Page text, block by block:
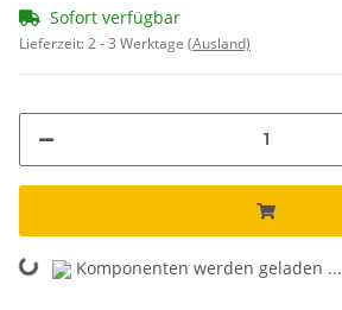
Sofort verfügbar
Lieferzeit:2 - 3 Werktage (Ausland)
Loading...Komponenten werden geladen ...